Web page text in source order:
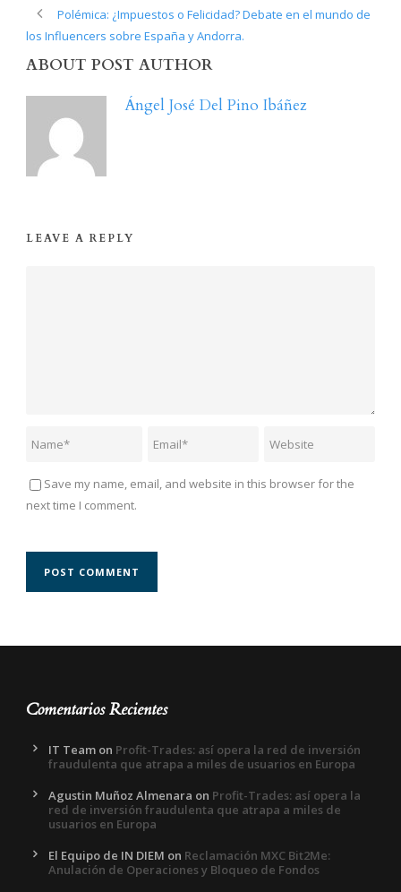
Polémica: ¿Impuestos o Felicidad? Debate en el mundo de
los Influencers sobre España y Andorra.
ABOUT POST AUTHOR
Ángel José Del Pino Ibáñez
LEAVE A REPLY
Save my name, email, and website in this browser for the
next time I comment.
Comentarios Recientes
IT Team on Profit-Trades: así opera la red de inversión
fraudulenta que atrapa a miles de usuarios en Europa
Agustin Muñoz Almenara on Profit-Trades: así opera la
red de inversión fraudulenta que atrapa a miles de
usuarios en Europa
El Equipo de IN DIEM on Reclamación MXC Bit2Me:
Anulación de Operaciones y Bloqueo de Fondos